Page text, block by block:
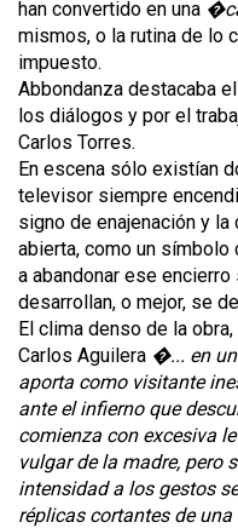
han convertido en una
mismos, o la rutina de lo
impuesto.
Abbondanza destacaba
los diálogos y por el
Carlos Torres.
En escena sólo existían
televisor siempre
signo de enajenación y la
abierta, como un
a abandonar ese
desarrollan, o mejor, se
El clima denso de la
Carlos Aguilera �... en
aporta como visitante
ante el infierno que
comienza con excesiva
vulgar de la madre, pero
intensidad a los gestos
réplicas cortantes de